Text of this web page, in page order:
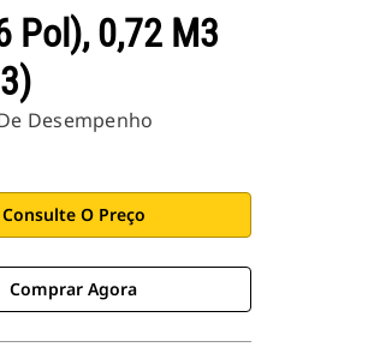
Pol), 0,72 M3
Desempenho
Consulte O Preço
Comprar Agora